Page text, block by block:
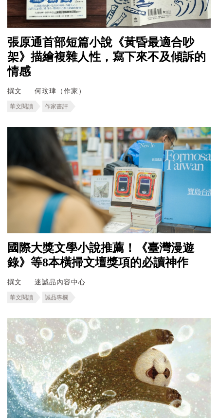
張原通首部短篇小說《黃昏最適合吵
架》描繪複雜人性，寫下來不及傾訴的
情感
撰文 何玟珒（作家）
華文閱讀 作家書評
國際大獎文學小說推薦！《臺灣漫遊
錄》等8本橫掃文壇獎項的必讀神作
撰文 迷誠品內容中心
華文閱讀 誠品專欄